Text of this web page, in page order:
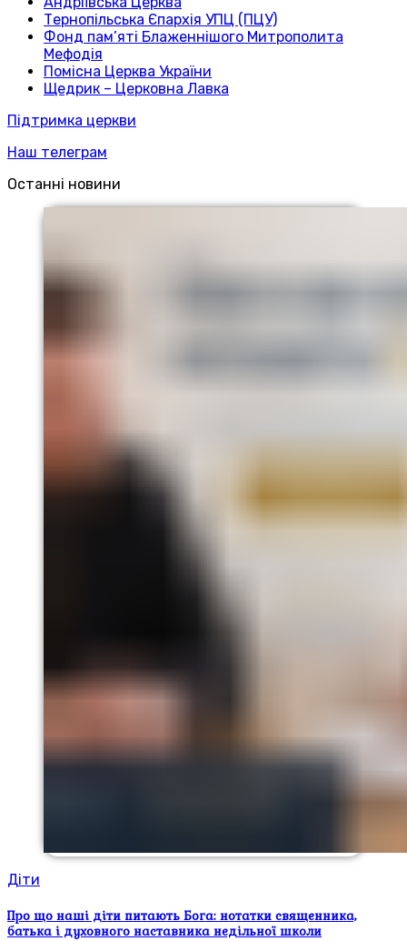
Тернопільська Єпархія УПЦ (ПЦУ)
Фонд пам’яті Блаженнішого Митрополита
Мефодія
Помісна Церква України
Щедрик – Церковна Лавка
Підтримка церкви
Наш телеграм
Останні новини
Діти
Про що наші діти питають Бога: нотатки священника,
батька і духовного наставника недільної школи